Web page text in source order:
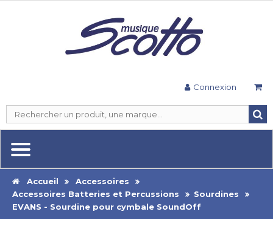
Connexion
Accueil
Accessoires
Accessoires Batteries et Percussions
Sourdines
EVANS - Sourdine pour cymbale SoundOff